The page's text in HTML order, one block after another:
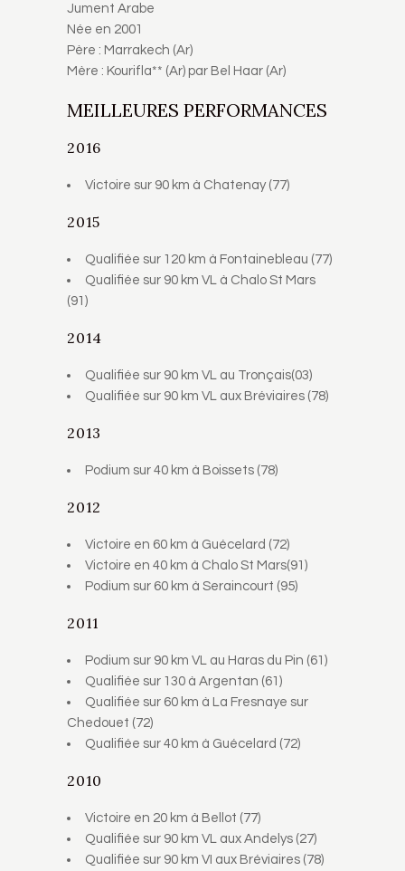
Jument Arabe
Née en 2001
Père : Marrakech (Ar)
Mère : Kourifla** (Ar) par Bel Haar (Ar)
MEILLEURES PERFORMANCES
2016
Victoire sur 90 km à Chatenay (77)
2015
Qualifiée sur 120 km à Fontainebleau (77)
Qualifiée sur 90 km VL à Chalo St Mars
(91)
2014
Qualifiée sur 90 km VL au Tronçais(03)
Qualifiée sur 90 km VL aux Bréviaires (78)
2013
Podium sur 40 km à Boissets (78)
2012
Victoire en 60 km à Guécelard (72)
Victoire en 40 km à Chalo St Mars(91)
Podium sur 60 km à Seraincourt (95)
2011
Podium sur 90 km VL au Haras du Pin (61)
Qualifiée sur 130 à Argentan (61)
Qualifiée sur 60 km à La Fresnaye sur
Chedouet (72)
Qualifiée sur 40 km à Guécelard (72)
2010
Victoire en 20 km à Bellot (77)
Qualifiée sur 90 km VL aux Andelys (27)
Qualifiée sur 90 km VI aux Bréviaires (78)